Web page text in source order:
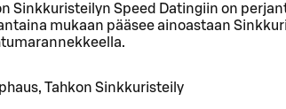
Sinkkuristeilyn Speed Datingiin on
mukaan pääsee ainoastaan
Tahkon Sinkkuristeily